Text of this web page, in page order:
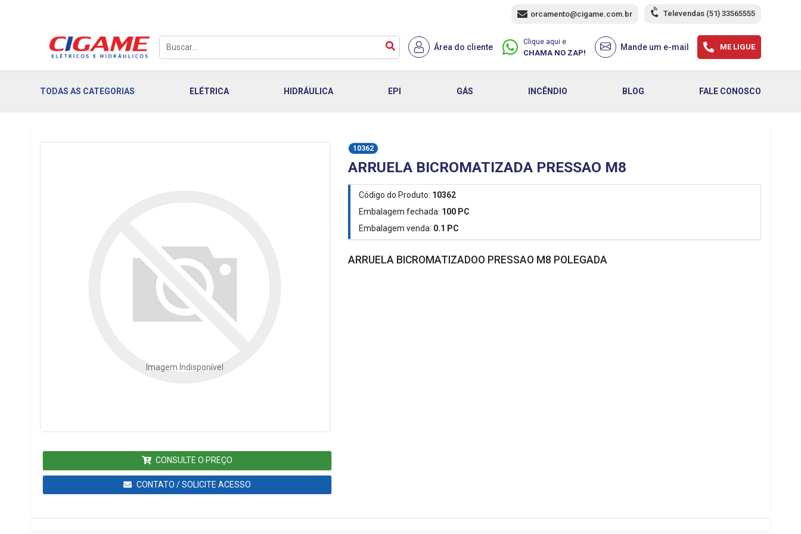
orcamento@cigame.com.br Televendas (51) 33565555
Área do cliente
Clique aqui e
CHAMA NO ZAP!
Mande um e-mail ME LIGUE
TODAS AS CATEGORIAS ELÉTRICA HIDRÁULICA EPI GÁS INCÊNDIO BLOG FALE CONOSCO
Imagem Indisponível
CONSULTE O PREÇO
CONTATO / SOLICITE ACESSO
10362
ARRUELA BICROMATIZADA PRESSAO M8
Código do Produto: 10362
Embalagem fechada: 100 PC
Embalagem venda: 0.1 PC
ARRUELA BICROMATIZADOO PRESSAO M8 POLEGADA